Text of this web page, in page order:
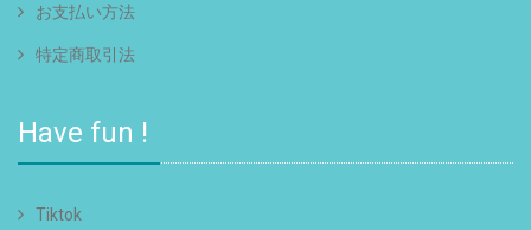
お支払い方法
特定商取引法
Have fun !
Tiktok